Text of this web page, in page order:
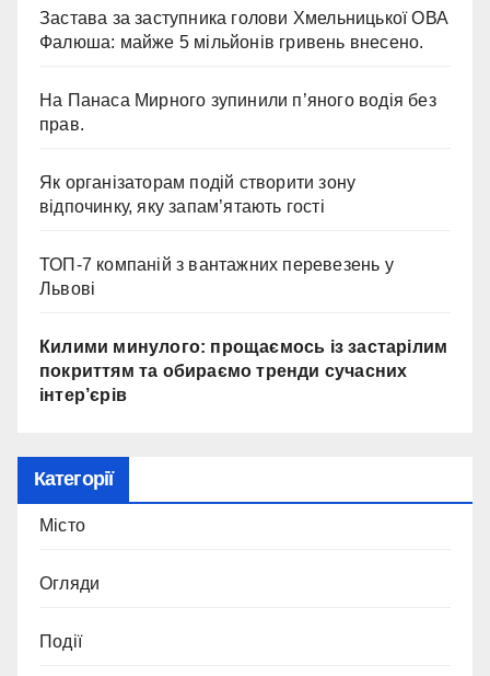
Застава за заступника голови Хмельницької ОВА
Фалюша: майже 5 мільйонів гривень внесено.
На Панаса Мирного зупинили п’яного водія без
прав.
Як організаторам подій створити зону
відпочинку, яку запам’ятають гості
ТОП-7 компаній з вантажних перевезень у
Львові
Килими минулого: прощаємось із застарілим
покриттям та обираємо тренди сучасних
інтер’єрів
Категорії
Місто
Огляди
Події